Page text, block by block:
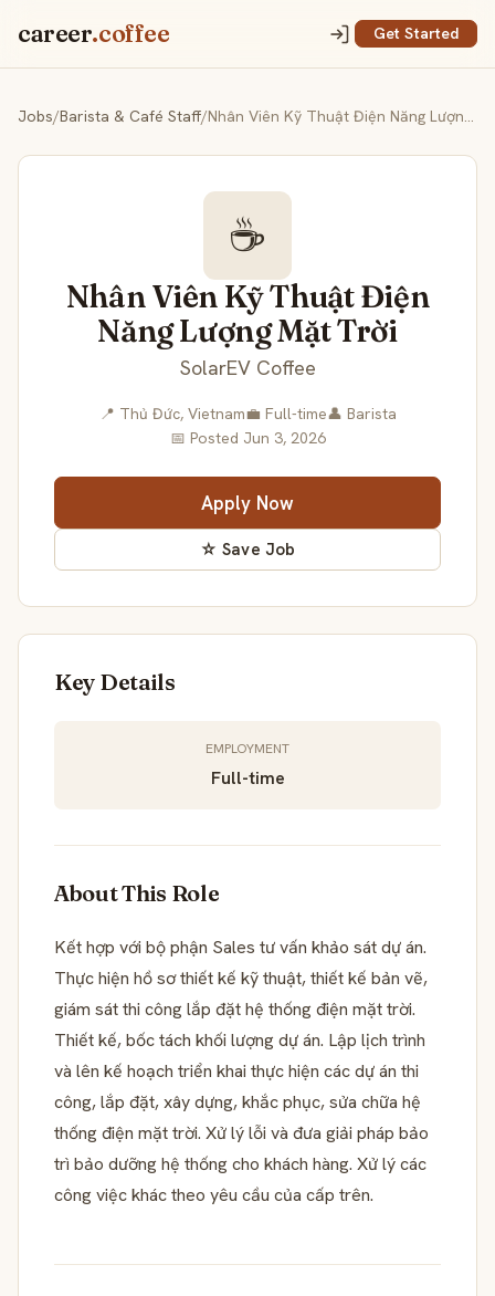
career.coffee Get Started
Jobs/Barista & Café Staff/ Nhân Viên Kỹ Thuật Điện Năng Lượng Mặt Trời
☕
Nhân Viên Kỹ Thuật Điện
Năng Lượng Mặt Trời
SolarEV Coffee
📍 Thủ Đức, Vietnam💼 Full-time👤 Barista
📅 Posted Jun 3, 2026
Apply Now
☆ Save Job
Key Details
EMPLOYMENT
Full-time
About This Role
Kết hợp với bộ phận Sales tư vấn khảo sát dự án.
Thực hiện hồ sơ thiết kế kỹ thuật, thiết kế bản vẽ,
giám sát thi công lắp đặt hệ thống điện mặt trời.
Thiết kế, bốc tách khối lượng dự án. Lập lịch trình
và lên kế hoạch triển khai thực hiện các dự án thi
công, lắp đặt, xây dựng, khắc phục, sửa chữa hệ
thống điện mặt trời. Xử lý lỗi và đưa giải pháp bảo
trì bảo dưỡng hệ thống cho khách hàng. Xử lý các
công việc khác theo yêu cầu của cấp trên.